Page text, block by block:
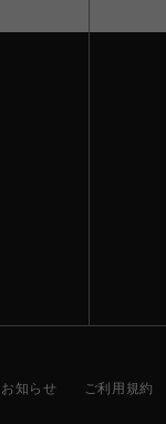
お知らせ ご利用規約